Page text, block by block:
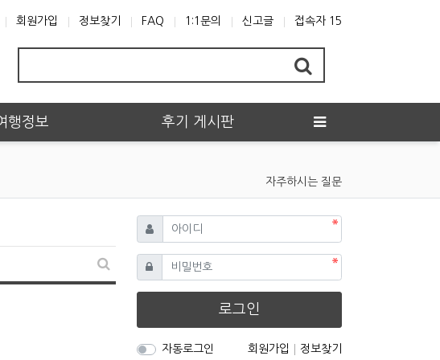
회원가입 정보찾기 FAQ 1:1문의 신고글 접속자 15
행정보 후기 게시판
자주하시는 질문
FAQ 검색
아이디 필수
비밀번호필수
로그인
자동로그인 회원가입 정보찾기